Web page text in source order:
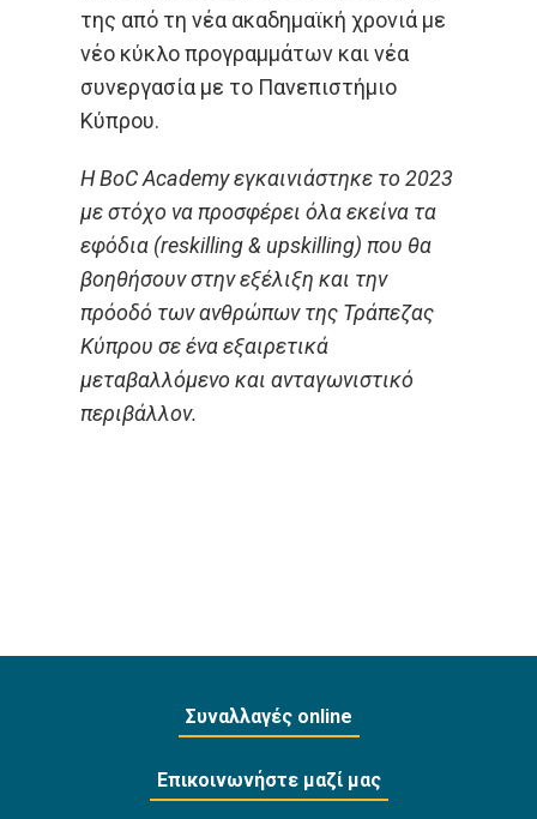
της από τη νέα ακαδημαϊκή χρονιά με
νέο κύκλο προγραμμάτων και νέα
συνεργασία με το Πανεπιστήμιο
Κύπρου.
H BoC Academy εγκαινιάστηκε το 2023
με στόχο να προσφέρει όλα εκείνα τα
εφόδια (reskilling & upskilling) που θα
βοηθήσουν στην εξέλιξη και την
πρόοδό των ανθρώπων της Τράπεζας
Κύπρου σε ένα εξαιρετικά
μεταβαλλόμενο και ανταγωνιστικό
περιβάλλον.
Συναλλαγές online
Επικοινωνήστε μαζί μας